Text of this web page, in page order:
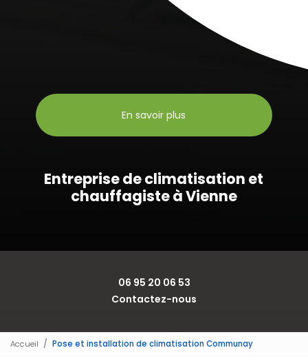
En savoir plus
Entreprise de climatisation et
chauffagiste à Vienne
06 95 20 06 53
Contactez-nous
Accueil Pose et installation de climatisation Communay